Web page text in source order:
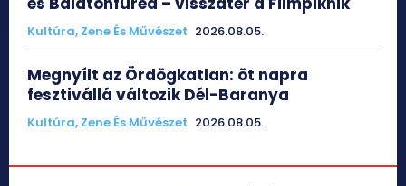
Kultúra, Zene És Művészet 2026.08.05.
Megnyílt az Ördögkatlan: öt napra
fesztivállá változik Dél-Baranya
Kultúra, Zene És Művészet 2026.08.05.